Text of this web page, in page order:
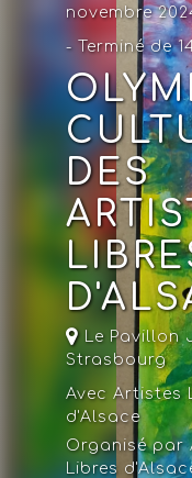
novembre
- Terminé de
DES
Le Pavillon
Strasbourg
Avec Artistes
d'Alsace
Organisé par
Libres